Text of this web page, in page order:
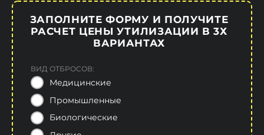
ЗАПОЛНИТЕ ФОРМУ И ПОЛУЧИТЕ
РАСЧЕТ ЦЕНЫ УТИЛИЗАЦИИ В 3Х
ВАРИАНТАХ
ВИД ОТБРОСОВ:
Медицинские
Промышленные
Биологические